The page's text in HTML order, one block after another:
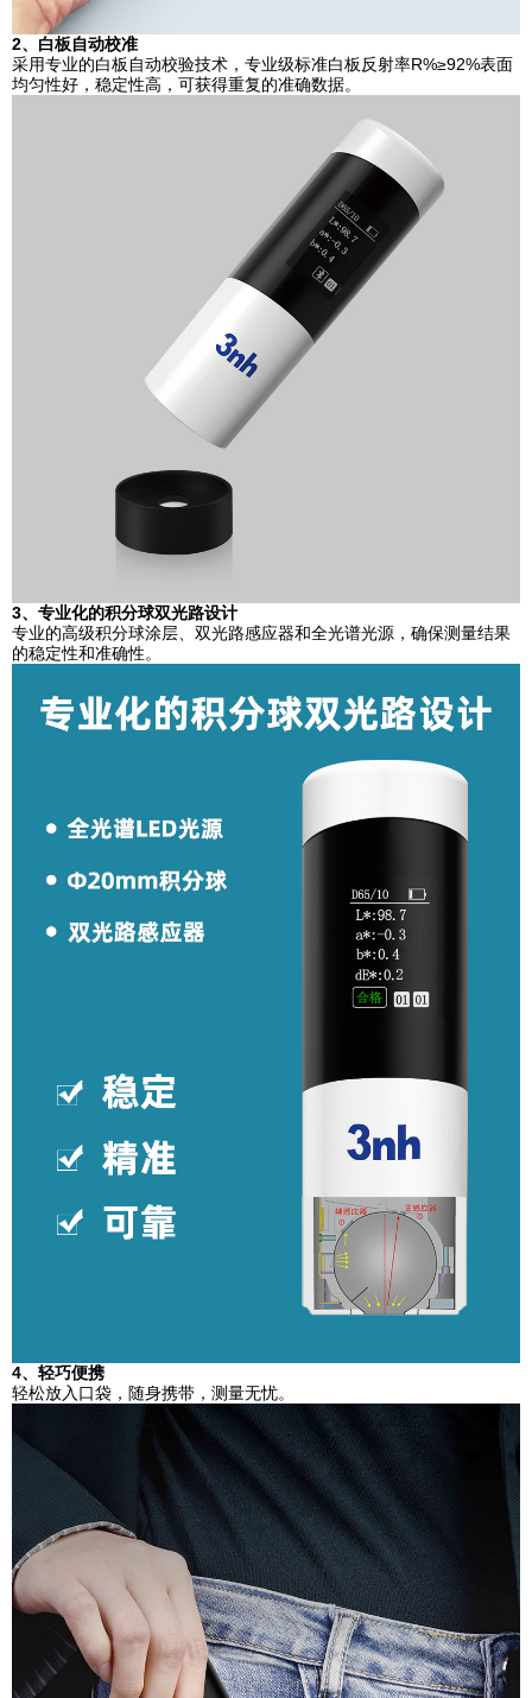
2、白板自动校准
采用专业的白板自动校验技术，专业级标准白板反射率R%≥92%表面
均匀性好，稳定性高，可获得重复的准确数据。
3、专业化的积分球双光路设计
专业的高级积分球涂层、双光路感应器和全光谱光源，确保测量结果
的稳定性和准确性。
4、轻巧便携
轻松放入口袋，随身携带，测量无忧。